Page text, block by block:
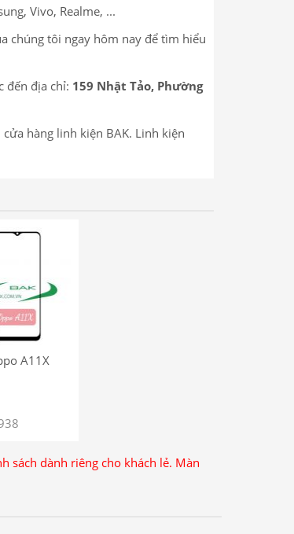
Vivo, Realme, ...
chúng tôi ngay hôm nay để tìm hiểu
đến địa chỉ: 159 Nhật Tảo, Phường
hàng linh kiện BAK. Linh kiện
A11X
sách dành riêng cho khách lẻ. Màn